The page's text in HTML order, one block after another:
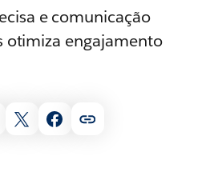
e comunicação
otimiza engajamento